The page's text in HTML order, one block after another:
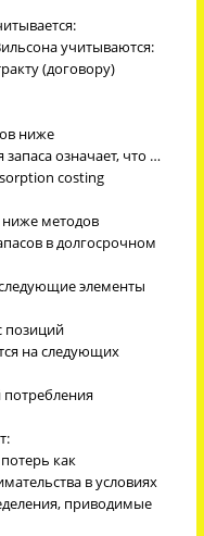
учитываются:
(договору)
ниже
означает, что …
costing
ниже методов
в долгосрочном
элементы
позиций
на следующих
потребления
как
в условиях
приводимые